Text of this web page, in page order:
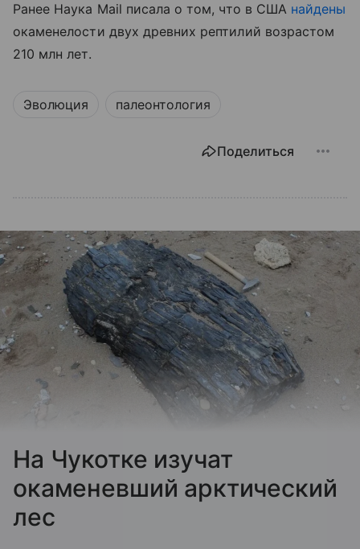
Ранее Наука Mail писала о том, что в США найдены
окаменелости двух древних рептилий возрастом
210 млн лет.
Эволюция палеонтология
Поделиться
На Чукотке изучат
окаменевший арктический
лес